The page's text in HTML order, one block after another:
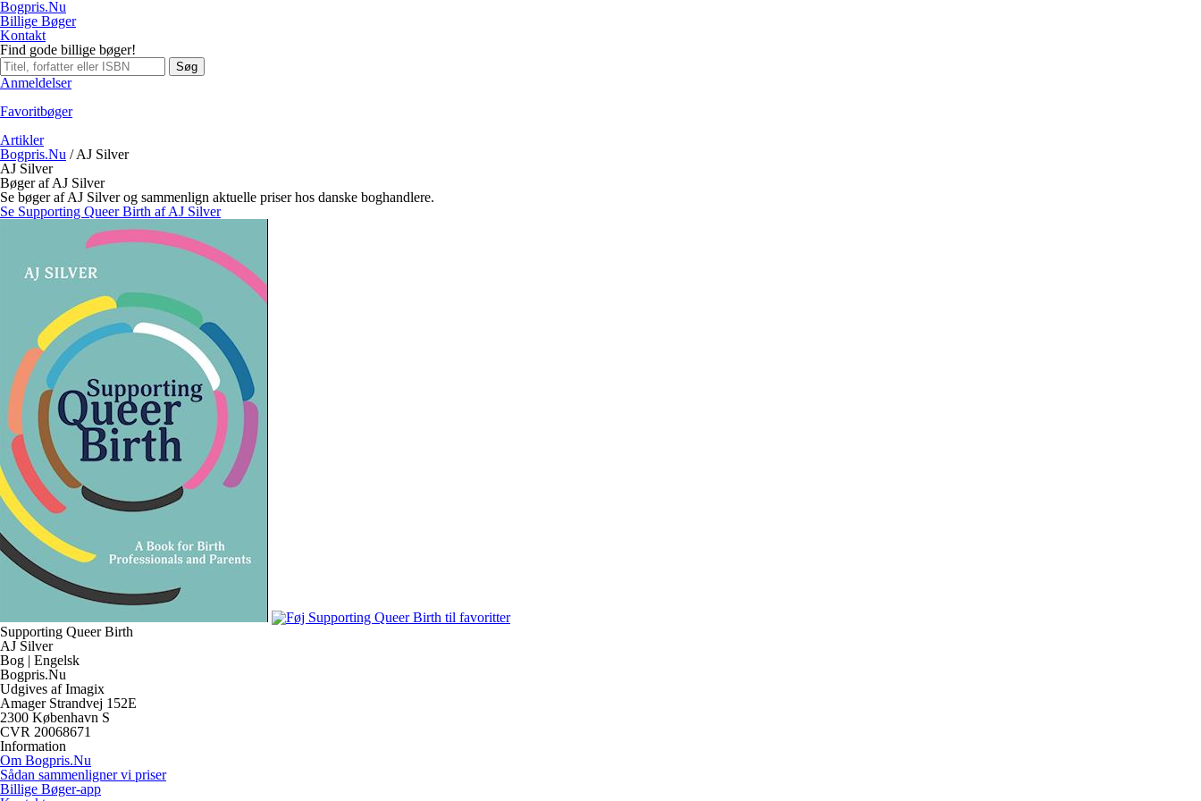
Bogpris.Nu
Billige Bøger
Kontakt
Find gode billige bøger!
Søg
Anmeldelser
Favoritbøger
Artikler
Bogpris.Nu /AJ Silver
AJ Silver
Bøger af AJ Silver
Se bøger af AJ Silver og sammenlign aktuelle priser hos danske boghandlere.
Se Supporting Queer Birth af AJ Silver
Supporting Queer Birth
AJ Silver
Bog | Engelsk
Bogpris.Nu
Udgives af Imagix
Amager Strandvej 152E
2300 København S
CVR 20068671
Information
Om Bogpris.Nu
Sådan sammenligner vi priser
Billige Bøger-app